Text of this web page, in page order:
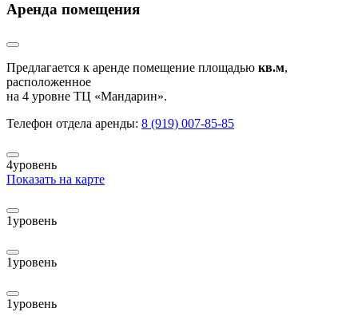
Аренда помещения
Предлагается к аренде помещение площадью кв.м,
расположенное
на 4 уровне ТЦ «Мандарин».
Телефон отдела аренды: 8 (919) 007-85-85
4уровень
Показать на карте
1уровень
1уровень
1уровень